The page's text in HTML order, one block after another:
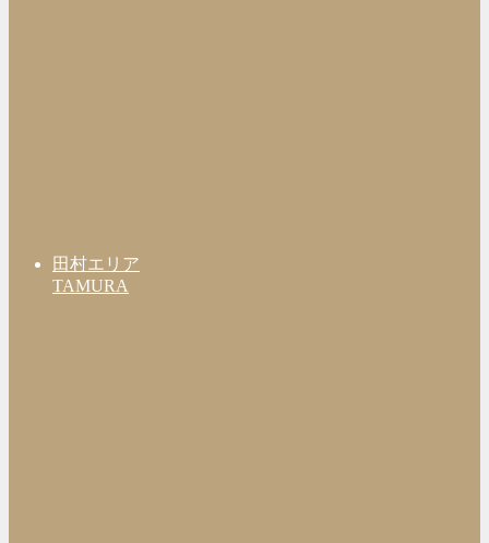
田村エリア
TAMURA